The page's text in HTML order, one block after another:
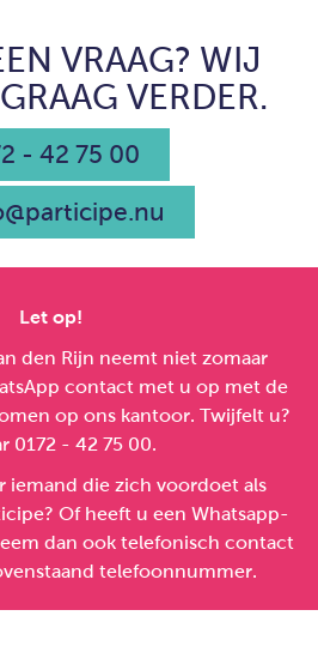
VRAAG? WIJ
VERDER.
- 42 75 00
Let op!
den Rijn neemt niet zomaar
contact met u op met de
op ons kantoor. Twijfelt u?
0172 - 42 75 00.
iemand die zich voordoet als
Of heeft u een Whatsapp-
dan ook telefonisch contact
telefoonnummer.